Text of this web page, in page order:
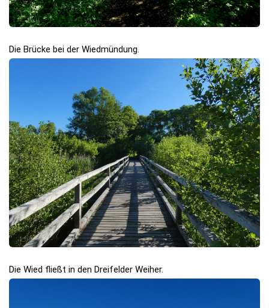
Die Brücke bei der Wiedmündung.
Die Wied fließt in den Dreifelder Weiher.